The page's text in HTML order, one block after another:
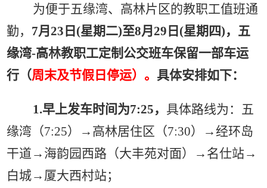
为便于五缘湾、高林片区的教职工值班通
勤， 7月23日(星期二)至8月29日(星期四)，五
缘湾-高林教职工定制公交班车保留一部车运
行（周末及节假日停运）。 具体安排如下：
1.早上发车时间为7:25， 具体路线为：五
缘湾（7:25）→高林居住区（7:30）→经环岛
干道→海韵园西路（大丰苑对面）→名仕站→
白城→厦大西村站；